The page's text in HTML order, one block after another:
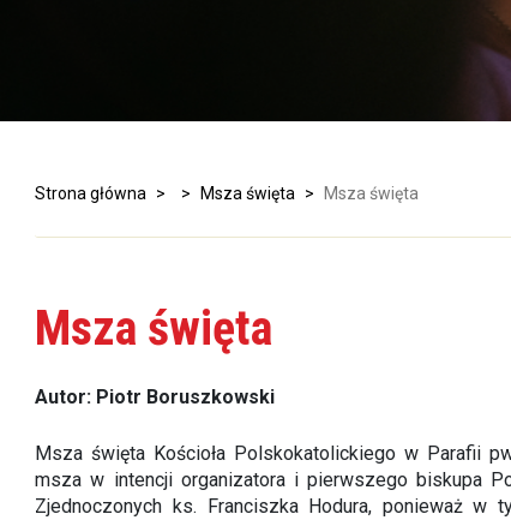
Strona główna > > Msza święta > Msza święta
Msza święta
Autor: Piotr Boruszkowski
Msza święta Kościoła Polskokatolickiego w Parafii
msza w intencji organizatora i pierwszego biskupa
Zjednoczonych ks. Franciszka Hodura, ponieważ w